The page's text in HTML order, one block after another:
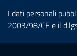
I dati personali
2003/98/CE e il